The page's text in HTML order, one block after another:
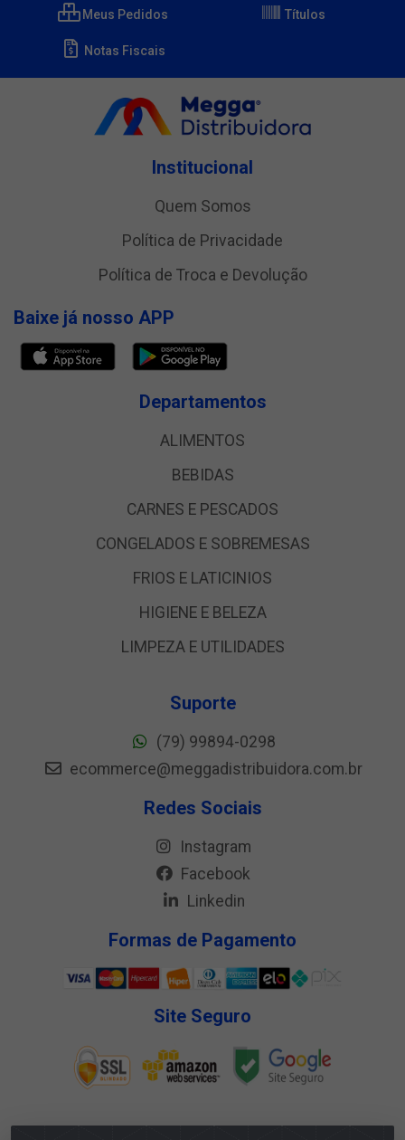
Meus Pedidos Títulos
Notas Fiscais
Institucional
Quem Somos
Política de Privacidade
Política de Troca e Devolução
Baixe já nosso APP
Departamentos
ALIMENTOS
BEBIDAS
CARNES E PESCADOS
CONGELADOS E SOBREMESAS
FRIOS E LATICINIOS
HIGIENE E BELEZA
LIMPEZA E UTILIDADES
Suporte
(79) 99894-0298
ecommerce@meggadistribuidora.com.br
Redes Sociais
Instagram
Facebook
Linkedin
Formas de Pagamento
Site Seguro